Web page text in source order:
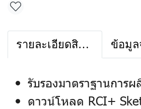
รายละเอียดสินค้า ข้อมูล
รับรองมาตราฐานการผ
ดาวน์โหลด RCI+